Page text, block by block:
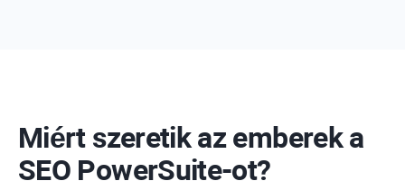
Miért szeretik az emberek a
SEO PowerSuite-ot?